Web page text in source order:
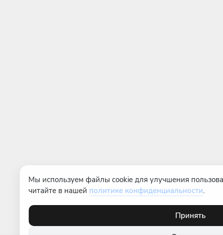
Мы используем файлы cookie для улучшения
читайте в нашей политике конфиденциальности.
Принять